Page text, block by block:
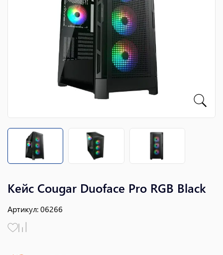
Кейс Cougar Duoface Pro RGB Black
Артикул:06266